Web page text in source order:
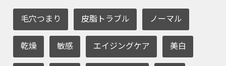
毛穴つまり 皮脂トラブル ノーマル
乾燥 敏感 エイジングケア 美白